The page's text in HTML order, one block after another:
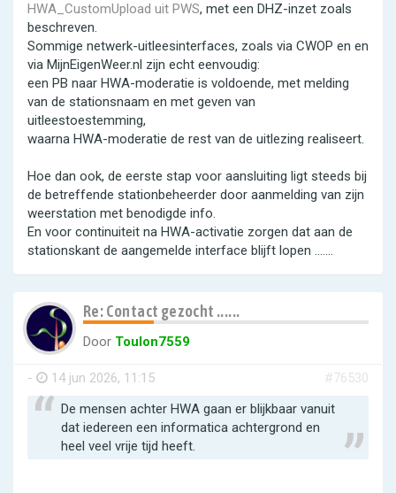
HWA_CustomUpload uit PWS, met een DHZ-inzet zoals
beschreven.
Sommige netwerk-uitleesinterfaces, zoals via CWOP en en
via MijnEigenWeer.nl zijn echt eenvoudig:
een PB naar HWA-moderatie is voldoende, met melding
van de stationsnaam en met geven van
uitleestoestemming,
waarna HWA-moderatie de rest van de uitlezing realiseert.
Hoe dan ook, de eerste stap voor aansluiting ligt steeds bij
de betreffende stationbeheerder door aanmelding van zijn
weerstation met benodigde info.
En voor continuiteit na HWA-activatie zorgen dat aan de
stationskant de aangemelde interface blijft lopen .......
Re: Contact gezocht ......
Door Toulon7559
- 14 jun 2026, 11:15
#76530
De mensen achter HWA gaan er blijkbaar vanuit
dat iedereen een informatica achtergrond en
heel veel vrije tijd heeft.